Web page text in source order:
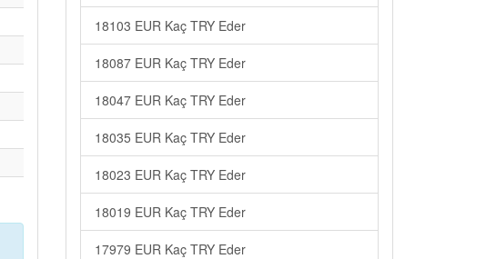
18103 EUR Kaç TRY Eder
18087 EUR Kaç TRY Eder
18047 EUR Kaç TRY Eder
18035 EUR Kaç TRY Eder
18023 EUR Kaç TRY Eder
18019 EUR Kaç TRY Eder
17979 EUR Kaç TRY Eder